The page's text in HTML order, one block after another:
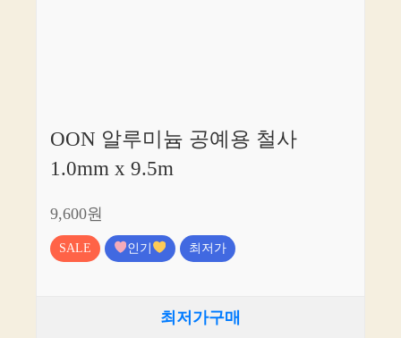
OON 알루미늄 공예용 철사
1.0mm x 9.5m
9,600원
SALE 인기 최저가
최저가구매